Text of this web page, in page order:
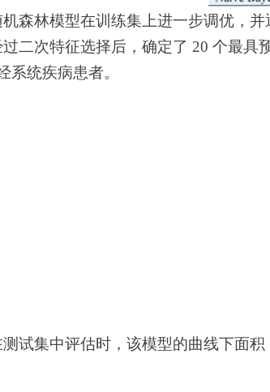
机森林模型在训练集上进一步调优，
过二次特征选择后，确定了 20 个最具
系统疾病患者。
试集中评估时，该模型的曲线下面积